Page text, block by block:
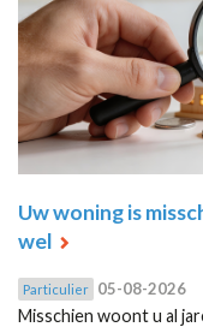
Uw woning is
wel
Particulier 05-08-2026
Misschien woont u al